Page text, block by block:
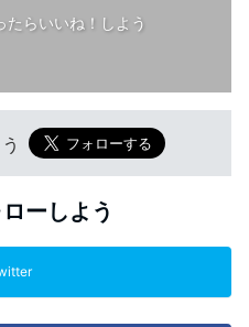
たらいいね！しよう
ーしよう